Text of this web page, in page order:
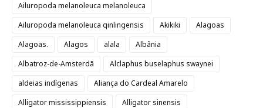
Ailuropoda melanoleuca melanoleuca
Ailuropoda melanoleuca qinlingensis
Akikiki
Alagoas
Alagoas.
Alagos alala
Albânia
Albatroz-de-Amsterdã
Alclaphus buselaphus swaynei
aldeias indígenas
Aliança do Cardeal Amarelo
Alligator mississippiensis
Alligator sinensis